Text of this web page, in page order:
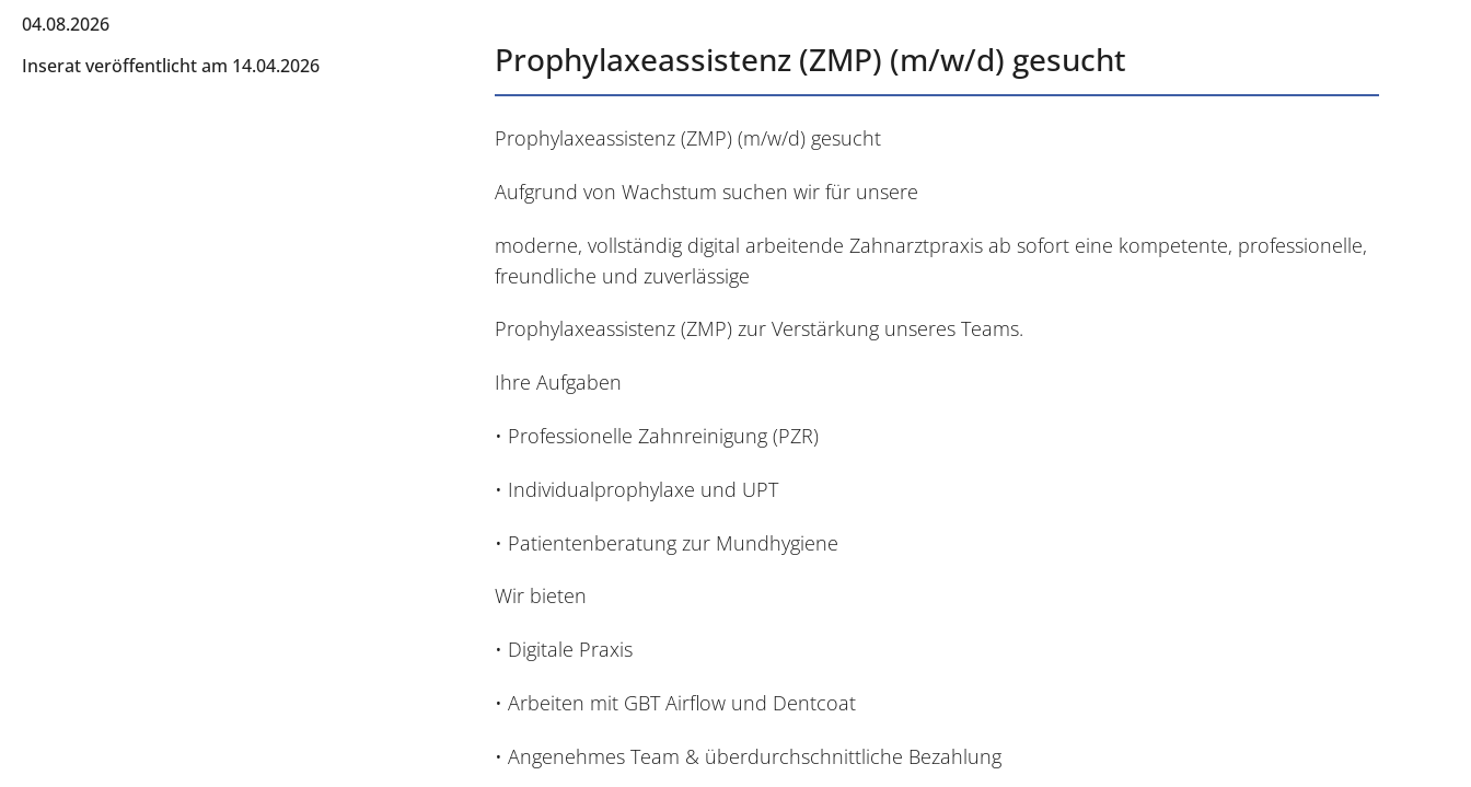
04.08.2026
Inserat veröffentlicht am 14.04.2026
Prophylaxeassistenz (ZMP) (m/w/d) gesucht
Prophylaxeassistenz (ZMP) (m/w/d) gesucht
Aufgrund von Wachstum suchen wir für unsere
moderne, vollständig digital arbeitende Zahnarztpraxis ab sofort eine kompetente, professionelle,
freundliche und zuverlässige
Prophylaxeassistenz (ZMP) zur Verstärkung unseres Teams.
Ihre Aufgaben
• Professionelle Zahnreinigung (PZR)
• Individualprophylaxe und UPT
• Patientenberatung zur Mundhygiene
Wir bieten
• Digitale Praxis
• Arbeiten mit GBT Airflow und Dentcoat
• Angenehmes Team & überdurchschnittliche Bezahlung